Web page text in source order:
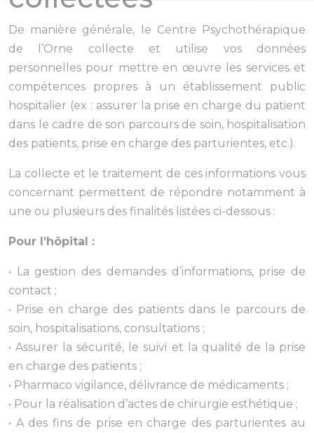
De manière générale, le Centre Psychothérapique
de l’Orne collecte et utilise vos données
personnelles pour mettre en œuvre les services et
compétences propres à un établissement public
hospitalier (ex : assurer la prise en charge du patient
dans le cadre de son parcours de soin, hospitalisation
des patients, prise en charge des parturientes, etc.).
La collecte et le traitement de ces informations vous
concernant permettent de répondre notamment à
une ou plusieurs des finalités listées ci-dessous :
Pour l’hôpital :
• La gestion des demandes d’informations, prise de
contact ;
• Prise en charge des patients dans le parcours de
soin, hospitalisations, consultations ;
• Assurer la sécurité, le suivi et la qualité de la prise
en charge des patients ;
• Pharmaco vigilance, délivrance de médicaments ;
• Pour la réalisation d’actes de chirurgie esthétique ;
• A des fins de prise en charge des parturientes au